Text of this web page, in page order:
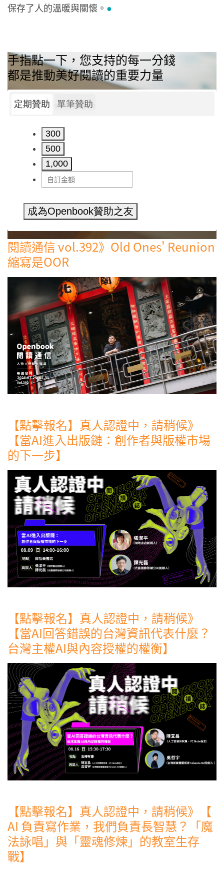
保存了人的溫暖與關懷。 ●
手指點一下，您支持的每一分錢
都是推動美好閱讀的重要力量
定期贊助 單筆贊助
300
500
1,000
成為Openbook贊助之友
閱讀通信 vol.392》Old Ones' Reunion
縮寫是OOR
【點擊報名】真人認證中，請稍候》
【當AI進入出版鏈：創作者與版權市場
的下一步】
【點擊報名】真人認證中，請稍候》
【當AI回答錯誤的台灣資訊代表什麼？
台灣主權AI與內容授權的權衡】
【點擊報名】真人認證中，請稍候》【
AI 負責寫作業，我們負責長智慧？「魔
法詠唱」與「靈魂修煉」的教室生存
戰】